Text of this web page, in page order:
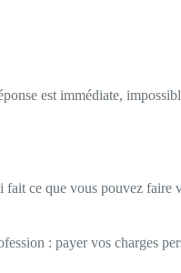
est immédiate,
ce que vous pouvez faire
: payer vos charges